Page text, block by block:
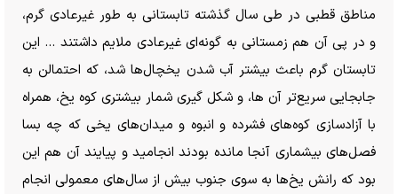
مناطق قطبی در طی سال گذشته تابستانی به طور غیرعادی گرم،
و در پی آن هم زمستانی به گونه‌ای غیرعادی ملایم داشتند … این
تابستان گرم باعث بیشتر آب شدن یخچال‌ها شد، که احتمالن به
جابجایی سریع‌تر آن ها، و شکل گیری شمار بیشتری کوه یخ، همراه
با آزادسازی کوه‌های فشرده و انبوه و میدان‌های یخی که چه بسا
فصل‌های بیشماری آنجا مانده بودند انجامید و پیایند آن هم این
بود که رانش یخ‌ها به سوی جنوب بیش از سال‌های معمولی انجام